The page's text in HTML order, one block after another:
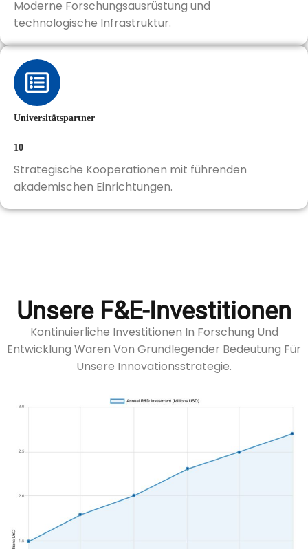
Moderne Forschungsausrüstung und
technologische Infrastruktur.
Universitätspartner
10
Strategische Kooperationen mit führenden
akademischen Einrichtungen.
Unsere F&E-Investitionen
Kontinuierliche Investitionen In Forschung Und
Entwicklung Waren Von Grundlegender Bedeutung Für
Unsere Innovationsstrategie.